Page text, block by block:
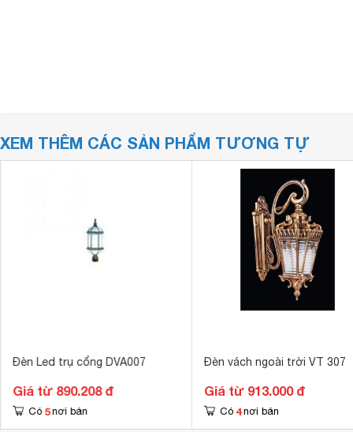
XEM THÊM CÁC SẢN PHẨM TƯƠNG TỰ
Đèn Led trụ cổng DVA007
Giá từ 890.208 đ
Có 5 nơi bán
Đèn vách ngoài trời VT 307
Giá từ 913.000 đ
Có 4 nơi bán